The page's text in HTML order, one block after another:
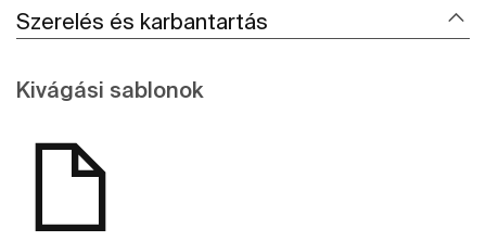
Szerelés és karbantartás
Kivágási sablonok